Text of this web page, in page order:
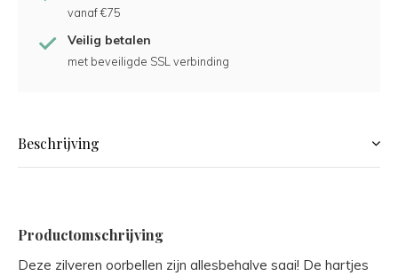
vanaf €75
Veilig betalen
met beveiligde SSL verbinding
Beschrijving
Productomschrijving
Deze zilveren oorbellen zijn allesbehalve saai! De hartjes